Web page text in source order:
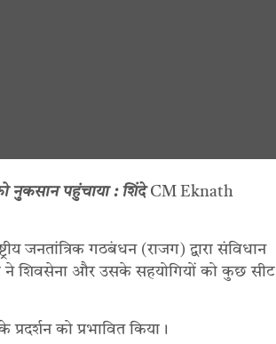
नुकसान पहुंचाया : शिंदेCM Eknath
जनतांत्रिक गठबंधन (राजग) द्वारा संविधान
ने शिवसेना और उसके सहयोगियों को कुछ सीट
को प्रभावित किया।